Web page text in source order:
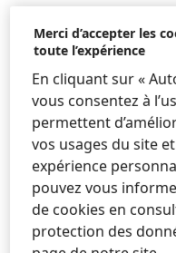
les effets des
taux de change sur
plus récentes - Seal
Sassoon en Chine -
que prévu,
ventes et des
Acquisitions/
sur la croissance
(précédemment :
Merci d’accepter les
toute l’expérience
En cliquant sur «
vous consentez à
permettent
vos usages du site
expérience
pouvez vous
de cookies en
protection des